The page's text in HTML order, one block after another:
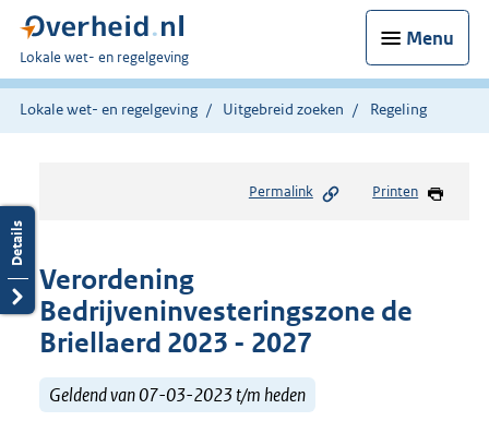
Menu
U
bent
hier:
Lokale wet- en regelgeving
Lokale wet- en regelgeving Uitgebreid zoeken Regeling
Permalink Printen
Verordening
Bedrijveninvesteringszone de
Briellaerd 2023 - 2027
Geldend van 07-03-2023 t/m heden